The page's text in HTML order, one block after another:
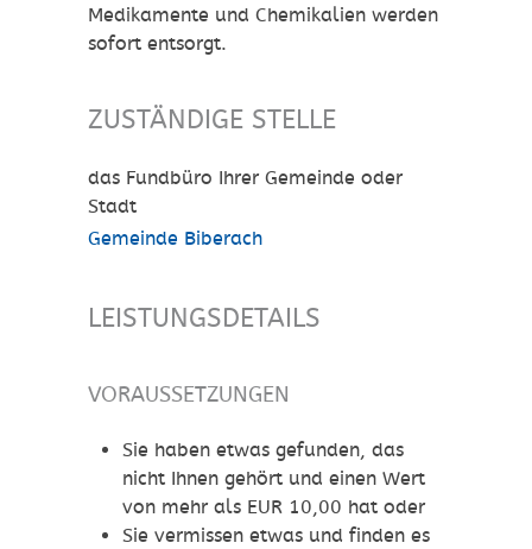
Medikamente und Chemikalien werden
sofort entsorgt.
ZUSTÄNDIGE STELLE
das Fundbüro Ihrer Gemeinde oder
Stadt
Gemeinde Biberach
LEISTUNGSDETAILS
VORAUSSETZUNGEN
Sie haben etwas gefunden, das
nicht Ihnen gehört und einen Wert
von mehr als EUR 10,00 hat oder
Sie vermissen etwas und finden es